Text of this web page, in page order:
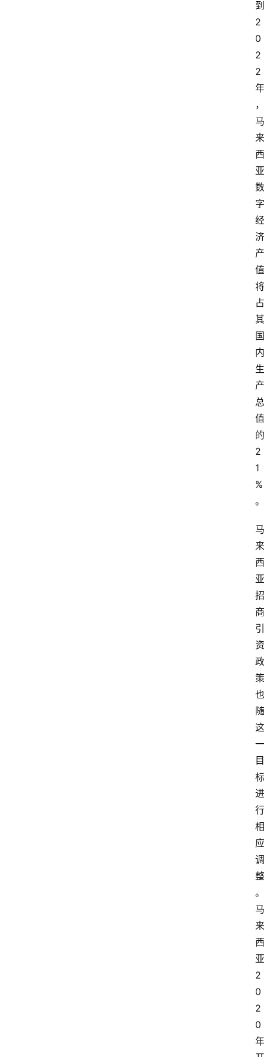
到
2
0
2
2
年
，
马
来
西
亚
数
字
经
济
产
值
将
占
其
国
内
生
产
总
值
的
2
1
%
。
马
来
西
亚
招
商
引
资
政
策
也
随
这
一
目
标
进
行
相
应
调
整
。
马
来
西
亚
2
0
2
0
年